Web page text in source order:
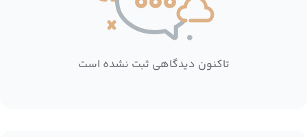
تاکنون دیدگاهی ثبت نشده است